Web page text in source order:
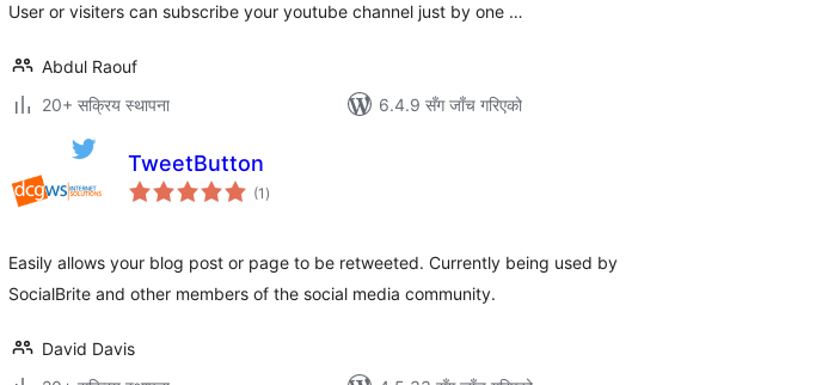
User or visiters can subscribe your youtube channel just by one …
Abdul Raouf
20+ सक्रिय स्थापना
6.4.9 सँग जाँच गरिएको
TweetButton
(1 कुल
रेटिङ्गहरू
)
Easily allows your blog post or page to be retweeted. Currently being used by
SocialBrite and other members of the social media community.
David Davis